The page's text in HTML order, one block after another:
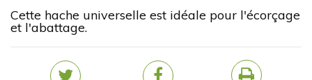
Cette hache universelle est idéale pour l'écorçage
et l'abattage.